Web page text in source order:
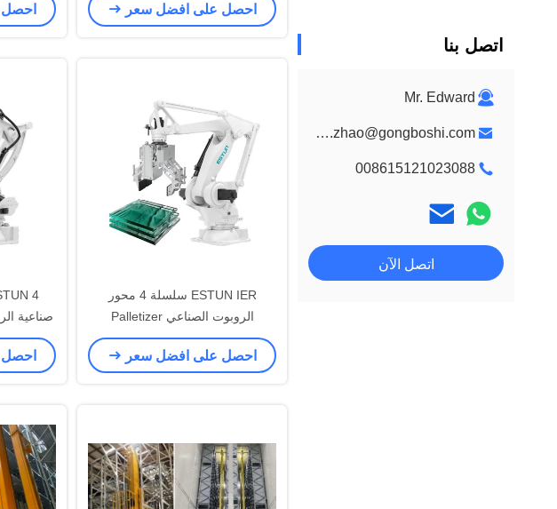
اتصل بنا
Mr. Edward
edward.zhao@gongboshi.com
008615121023088
اتصل الآن
احصل على افضل سعر
ESTUN IER سلسلة 4 محور
الروبوت الصناعي Palletizer
الأسمنت الكيميائي كيس التعامل مع
مستودع الأتمتة الروبوت Palletizing
احصل على افضل سعر
صناعية
مستودع